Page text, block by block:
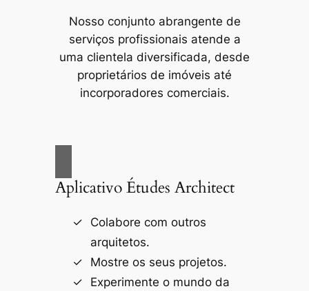
Nosso conjunto abrangente de
serviços profissionais atende a
uma clientela diversificada, desde
proprietários de imóveis até
incorporadores comerciais.
Aplicativo Études Architect
Colabore com outros
arquitetos.
Mostre os seus projetos.
Experimente o mundo da